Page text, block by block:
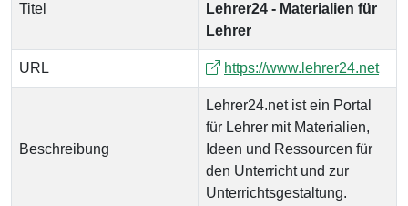
Titel
Lehrer24 - Materialien für
Lehrer
URL https://www.lehrer24.net
Beschreibung
Lehrer24.net ist ein Portal
für Lehrer mit Materialien,
Ideen und Ressourcen für
den Unterricht und zur
Unterrichtsgestaltung.